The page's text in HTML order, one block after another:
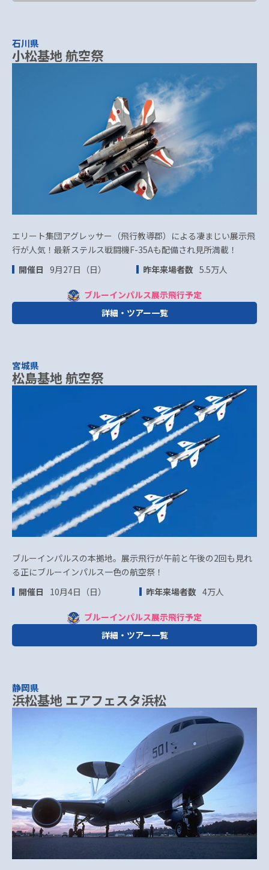
石川県
小松基地 航空祭
エリート集団アグレッサー（飛行教導郡）による凄まじい展示飛
行が人気！最新ステルス戦闘機F-35Aも配備され見所満載！
開催日 9月27日（日） 昨年来場者数 5.5万人
ブルーインパルス展示飛行予定
詳細・ツアー一覧
宮城県
松島基地 航空祭
ブルーインパルスの本拠地。展示飛行が午前と午後の2回も見れ
る正にブルーインパルス一色の航空祭！
開催日
10月4日（日） 昨年来場者数 4万人
ブルーインパルス展示飛行予定
詳細・ツアー一覧
静岡県
浜松基地 エアフェスタ浜松